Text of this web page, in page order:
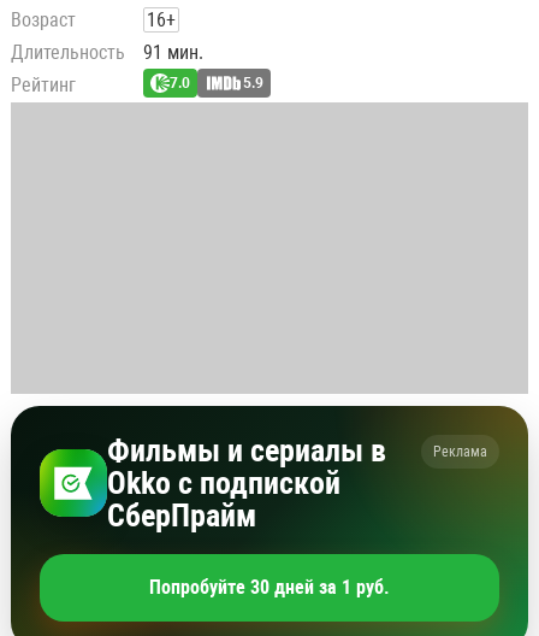
Возраст
16+
Длительность
91 мин.
Рейтинг
7.0 5.9
Фильмы и сериалы в
Okko с подпиской
СберПрайм
Реклама
Попробуйте 30 дней за 1 руб.